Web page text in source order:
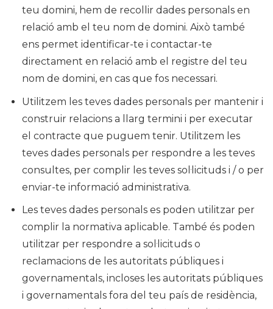
teu domini, hem de recollir dades personals en
relació amb el teu nom de domini. Això també
ens permet identificar-te i contactar-te
directament en relació amb el registre del teu
nom de domini, en cas que fos necessari.
Utilitzem les teves dades personals per mantenir i
construir relacions a llarg termini i per executar
el contracte que puguem tenir. Utilitzem les
teves dades personals per respondre a les teves
consultes, per complir les teves sol·licituds i / o per
enviar-te informació administrativa.
Les teves dades personals es poden utilitzar per
complir la normativa aplicable. També és poden
utilitzar per respondre a sol·licituds o
reclamacions de les autoritats públiques i
governamentals, incloses les autoritats públiques
i governamentals fora del teu país de residència,